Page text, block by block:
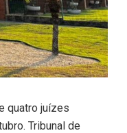
quatro juízes
Tribunal de